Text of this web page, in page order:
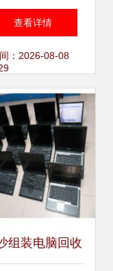
SpringBoot与
的医疗产品
系统设计与实
现
查看详情
：2026-08-08
组装电脑回收